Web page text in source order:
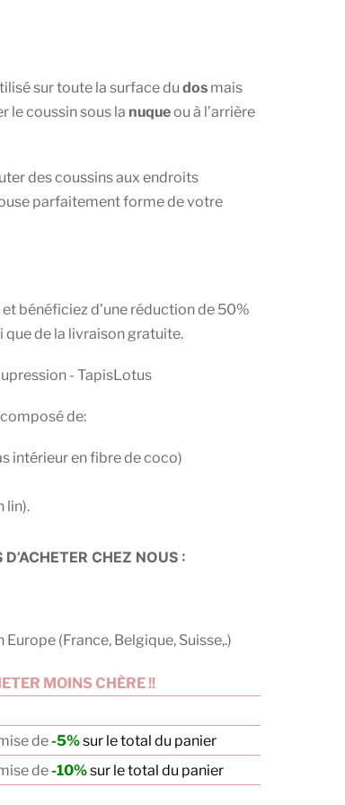
sur toute la surface dudos mais
le coussin sous la nuqueou à l’arrière
des coussins aux endroits
parfaitement forme de votre
et bénéficiez d’une réduction de 50%
de la livraison gratuite.
de:
intérieur en fibre de coco)
lin).
CHEZ NOUS :
Europe (France, Belgique, Suisse,.)
MOINS CHÈRE !!
de-5%sur le total du panier
de-10%sur le total du panier